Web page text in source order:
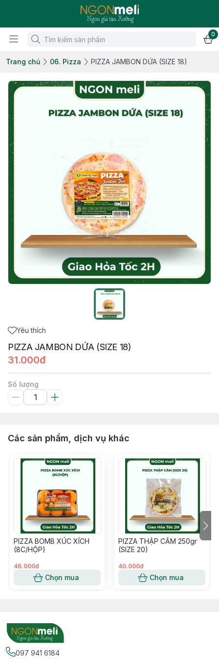
0
Trang chủ 06. Pizza PIZZA JAMBON DỨA (SIZE 18)
Yêu thích
PIZZA JAMBON DỨA (SIZE 18)
31.000đ
Số lượng
Các sản phẩm, dịch vụ khác
PIZZA BOMB XÚC XÍCH
(8C/HỘP)
46.000đ
Chọn mua
PIZZA THẬP CẨM 250gr
(SIZE 20)
40.000đ
Chọn mua
097 941 6184